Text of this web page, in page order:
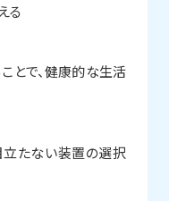
る
とで、健康的な生活
立たない装置の選択